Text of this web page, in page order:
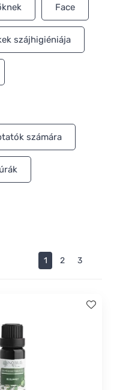
Face
szájhigiéniája
számára
1 2 3